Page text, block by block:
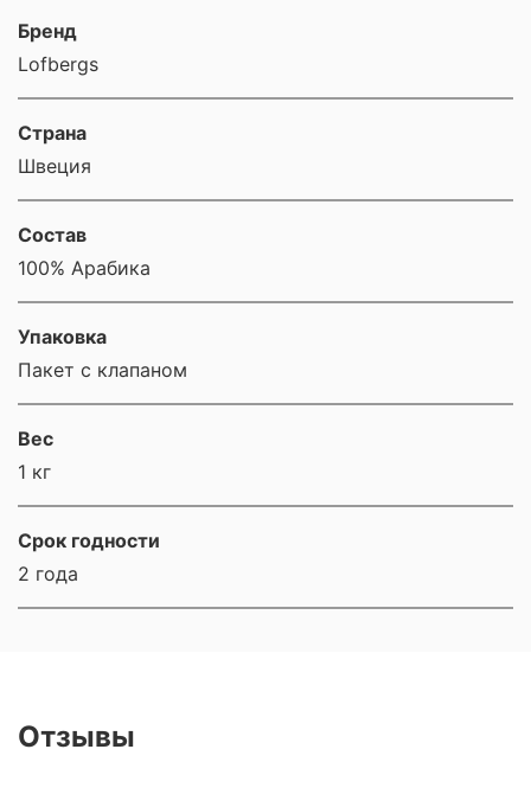
Бренд
Lofbergs
Страна
Швеция
Состав
100% Арабика
Упаковка
Пакет с клапаном
Вес
1 кг
Срок годности
2 года
Отзывы